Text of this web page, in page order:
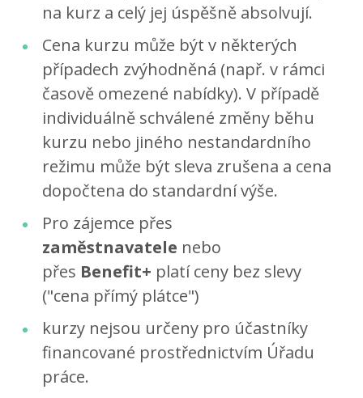
na kurz a celý jej úspěšně absolvují.
Cena kurzu může být v některých
případech zvýhodněná (např. v rámci
časově omezené nabídky). V případě
individuálně schválené změny běhu
kurzu nebo jiného nestandardního
režimu může být sleva zrušena a cena
dopočtena do standardní výše.
Pro zájemce přes
zaměstnavatele nebo
přes Benefit+ platí ceny bez slevy
("cena přímý plátce")
kurzy nejsou určeny pro účastníky
financované prostřednictvím Úřadu
práce.